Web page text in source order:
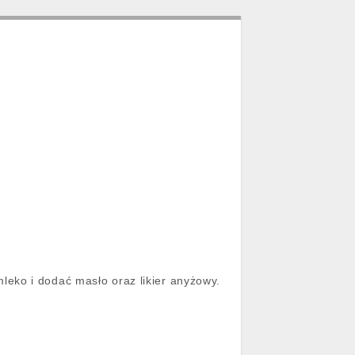
i dodać masło oraz likier anyżowy.